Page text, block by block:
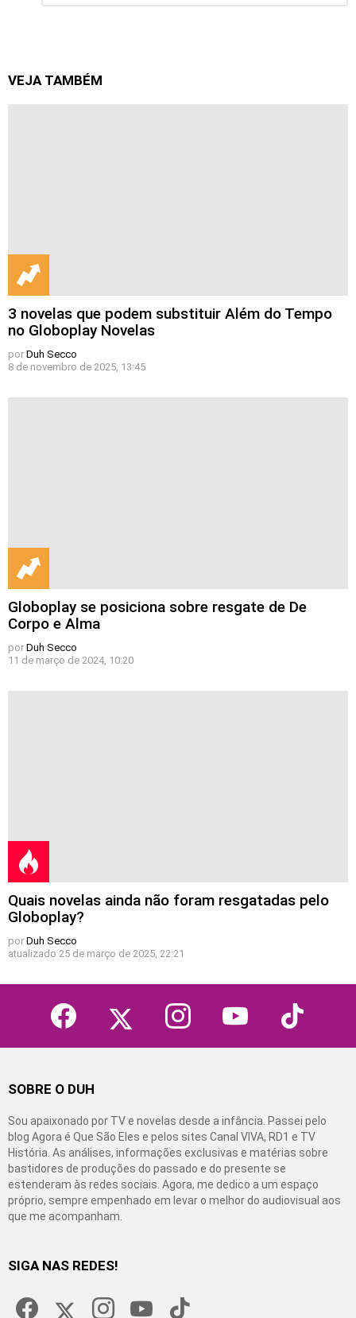
comentário
VEJA TAMBÉM
3 novelas que podem substituir Além do Tempo
no Globoplay Novelas
por Duh Secco
8 de novembro de 2025, 13:45
Globoplay se posiciona sobre resgate de De
Corpo e Alma
por Duh Secco
11 de março de 2024, 10:20
Quais novelas ainda não foram resgatadas pelo
Globoplay?
por Duh Secco
atualizado 25 de março de 2025, 22:21
facebook instagram youtube tiktok
SOBRE O DUH
Sou apaixonado por TV e novelas desde a infância. Passei pelo
blog Agora é Que São Eles e pelos sites Canal VIVA, RD1 e TV
História. As análises, informações exclusivas e matérias sobre
bastidores de produções do passado e do presente se
estenderam às redes sociais. Agora, me dedico a um espaço
próprio, sempre empenhado em levar o melhor do audiovisual aos
que me acompanham.
SIGA NAS REDES!